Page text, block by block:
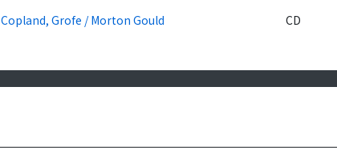
Copland, Grofe / Morton Gould CD